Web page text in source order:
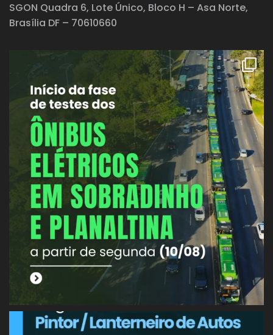
SGON Quadra 6, Lote Único, Bloco H – Asa Norte,
Brasília DF – 70610660